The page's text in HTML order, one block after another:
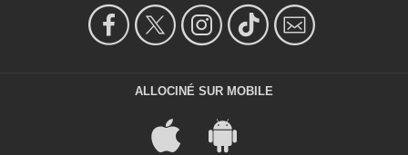
ALLOCINÉ SUR MOBILE